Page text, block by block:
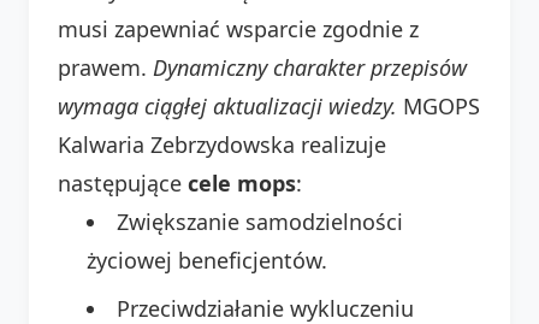
musi zapewniać wsparcie zgodnie z
prawem. Dynamiczny charakter przepisów
wymaga ciągłej aktualizacji wiedzy. MGOPS
Kalwaria Zebrzydowska realizuje
następujące cele mops:
Zwiększanie samodzielności
życiowej beneficjentów.
Przeciwdziałanie wykluczeniu